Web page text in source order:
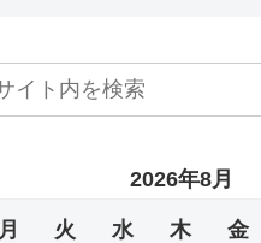
2026年8月
月 火 水 木 金